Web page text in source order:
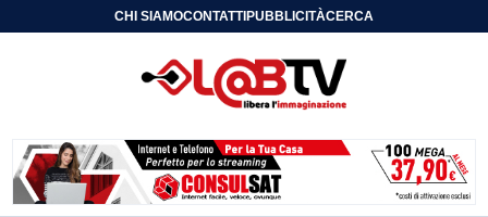
CHI SIAMOCONTATTIPUBBLICITÀCERCA